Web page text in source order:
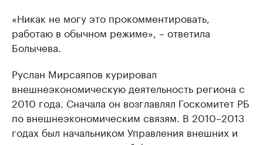
«Никак не могу это прокомментировать,
работаю в обычном режиме», – ответила
Болычева.
Руслан Мирсаяпов курировал
внешнеэкономическую деятельность региона с
2010 года. Сначала он возглавлял Госкомитет РБ
по внешнеэкономическим связям. В 2010–2013
годах был начальником Управления внешних и